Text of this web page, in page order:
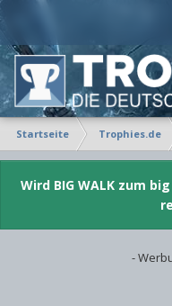
Startseite Trophies.de
Wird BIG WALK zum
-